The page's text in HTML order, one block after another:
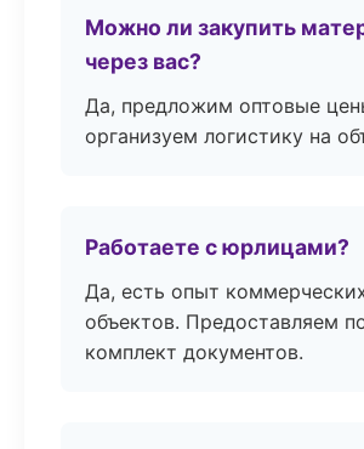
Можно ли закупить
через вас?
Да, предложим оптовые
организуем логистику на
Работаете с юрлицами?
Да, есть опыт
объектов. Предоставляем
комплект документов.